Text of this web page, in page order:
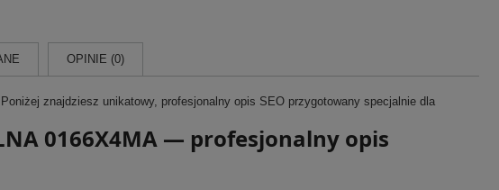
OPINIE (0)
znajdziesz unikatowy, profesjonalny opis SEO przygotowany specjalnie dla
0166X4MA — profesjonalny opis